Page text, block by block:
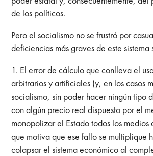
de los políticos.
Pero el socialismo no se frustró por
deficiencias más graves de este sistema
El error de cálculo que conlleva el
arbitrarios y artificiales (y, en los casos
socialismo, sin poder hacer ningún tipo
con algún precio real dispuesto por el
monopolizar el Estado todos los
que motiva que ese fallo se multiplique
colapsar el sistema económico al